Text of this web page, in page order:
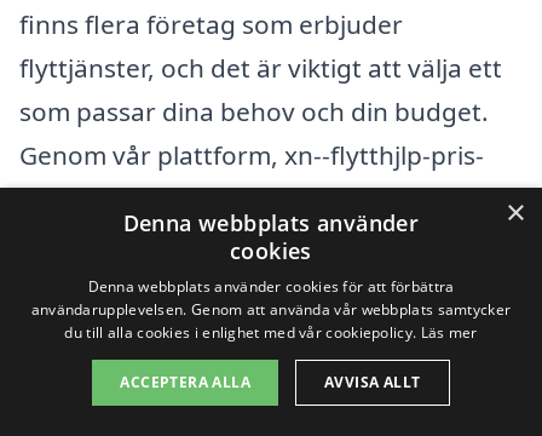
finns flera företag som erbjuder
flyttjänster, och det är viktigt att välja ett
som passar dina behov och din budget.
Genom vår plattform, xn--flytthjlp-pris-
cib.se, kan du enkelt få kontakt med
kunniga flyttfirmor som kan erbjuda
konkurrenskraftiga priser.
När du söker efter flytthjälp i Ljungsarp
kan det vara en bra idé att också kolla in
×
Denna webbplats använder
cookies
Denna webbplats använder cookies för att förbättra
användarupplevelsen. Genom att använda vår webbplats samtycker
du till alla cookies i enlighet med vår cookiepolicy. Läs mer
ACCEPTERA ALLA AVVISA ALLT